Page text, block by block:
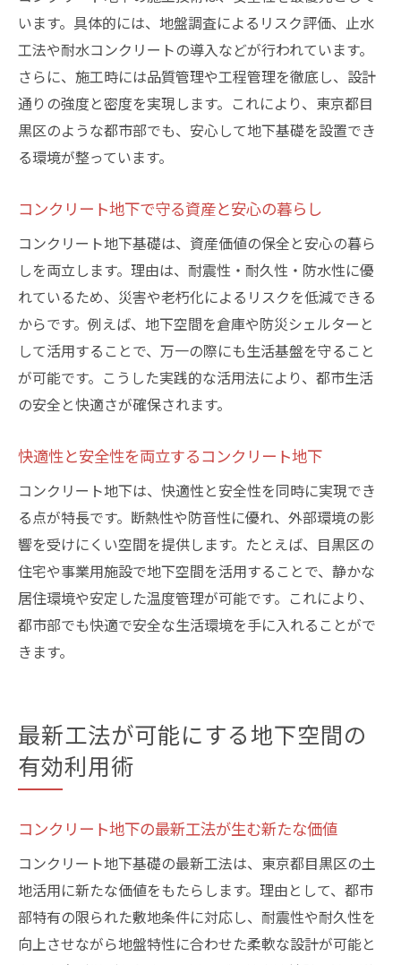
います。具体的には、地盤調査によるリスク評価、止水
工法や耐水コンクリートの導入などが行われています。
さらに、施工時には品質管理や工程管理を徹底し、設計
通りの強度と密度を実現します。これにより、東京都目
黒区のような都市部でも、安心して地下基礎を設置でき
る環境が整っています。
コンクリート地下で守る資産と安心の暮らし
コンクリート地下基礎は、資産価値の保全と安心の暮ら
しを両立します。理由は、耐震性・耐久性・防水性に優
れているため、災害や老朽化によるリスクを低減できる
からです。例えば、地下空間を倉庫や防災シェルターと
して活用することで、万一の際にも生活基盤を守ること
が可能です。こうした実践的な活用法により、都市生活
の安全と快適さが確保されます。
快適性と安全性を両立するコンクリート地下
コンクリート地下は、快適性と安全性を同時に実現でき
る点が特長です。断熱性や防音性に優れ、外部環境の影
響を受けにくい空間を提供します。たとえば、目黒区の
住宅や事業用施設で地下空間を活用することで、静かな
居住環境や安定した温度管理が可能です。これにより、
都市部でも快適で安全な生活環境を手に入れることがで
きます。
最新工法が可能にする地下空間の
有効利用術
コンクリート地下の最新工法が生む新たな価値
コンクリート地下基礎の最新工法は、東京都目黒区の土
地活用に新たな価値をもたらします。理由として、都市
部特有の限られた敷地条件に対応し、耐震性や耐久性を
向上させながら地盤特性に合わせた柔軟な設計が可能と